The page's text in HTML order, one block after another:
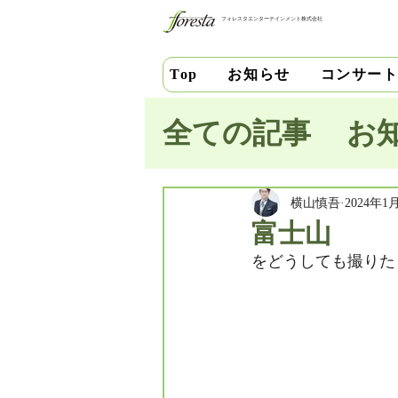
フォレスタエンターテインメント株式会社
Top お知らせ コンサート
全ての記事 お
池田史花 三
中安千晶 財
富士山
横山慎吾 2024年1
をどうしても撮り